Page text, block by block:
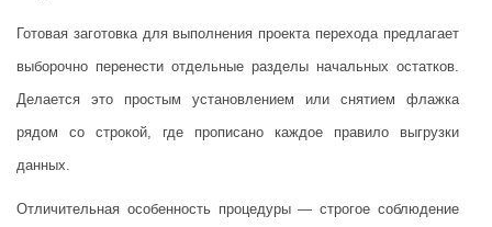
Готовая заготовка для выполнения проекта перехода предлагает
выборочно перенести отдельные разделы начальных остатков.
Делается это простым установлением или снятием флажка
рядом со строкой, где прописано каждое правило выгрузки
данных.
Отличительная особенность процедуры — строгое соблюдение